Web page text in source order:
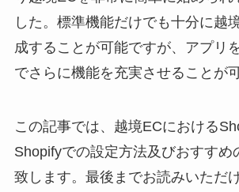
した。標準機能だけでも十分に越
成することが可能ですが、アプリ
でさらに機能を充実させることが
この記事では、越境ECにおける
Shopifyでの設定方法及びおすすめ
致します。最後までお読みいただ